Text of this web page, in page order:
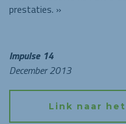
prestaties. »
Impulse 14
December 2013
Link naar